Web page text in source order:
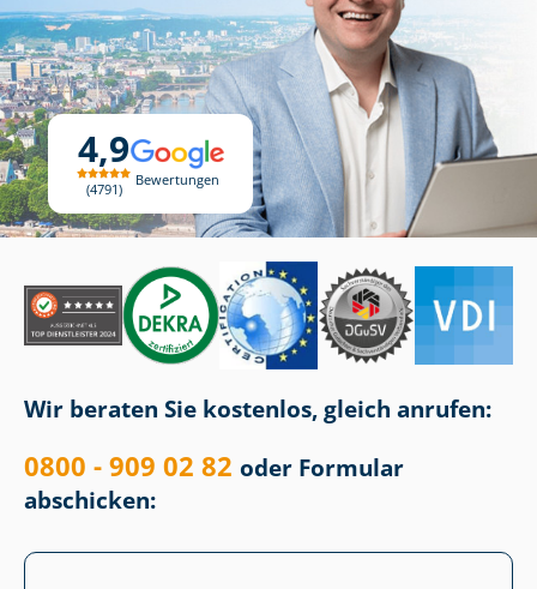
4,9
4791
Bewertungen
Wir beraten Sie kostenlos, gleich anrufen:
0800 - 909 02 82 oder Formular
abschicken: